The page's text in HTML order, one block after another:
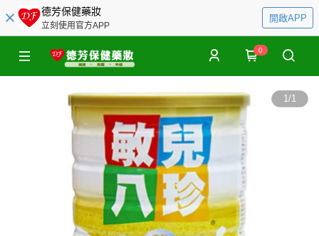
德芳保健藥妝
立刻使用官方APP
開啟APP
0
1/1